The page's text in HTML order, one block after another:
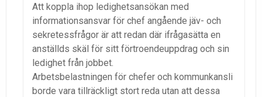
Att koppla ihop ledighetsansökan med
informationsansvar för chef angående jäv- och
sekretessfrågor är att redan där ifrågasätta en
anställds skäl för sitt förtroendeuppdrag och sin
ledighet från jobbet.
Arbetsbelastningen för chefer och kommunkansli
borde vara tillräckligt stort reda utan att dessa